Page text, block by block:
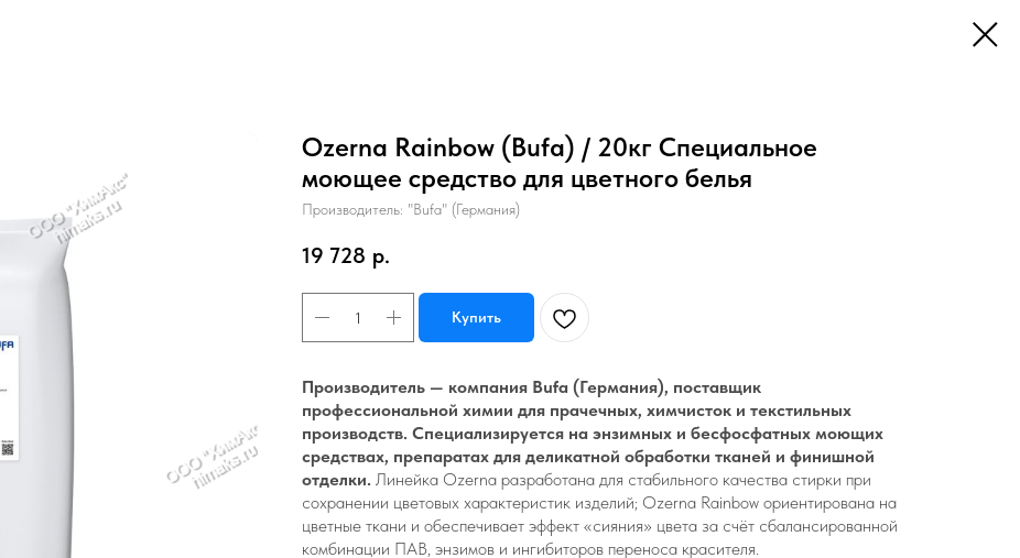
Ozerna Rainbow (Bufa) / 20кг Специальное
моющее средство для цветного белья
Производитель: "Bufa" (Германия)
19 728 р.
Купить
Производитель — компания Bufa (Германия), поставщик
профессиональной химии для прачечных, химчисток и текстильных
производств. Специализируется на энзимных и бесфосфатных моющих
средствах, препаратах для деликатной обработки тканей и финишной
отделки. Линейка Ozerna разработана для стабильного качества стирки при
сохранении цветовых характеристик изделий; Ozerna Rainbow ориентирована на
цветные ткани и обеспечивает эффект «сияния» цвета за счёт сбалансированной
комбинации ПАВ, энзимов и ингибиторов переноса красителя.